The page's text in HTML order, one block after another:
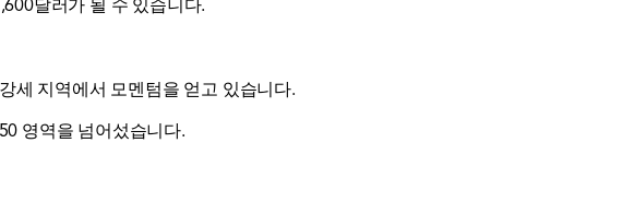
달러가 될 수 있습니다.
세 지역에서 모멘텀을 얻고 있습니다.
영역을 넘어섰습니다.